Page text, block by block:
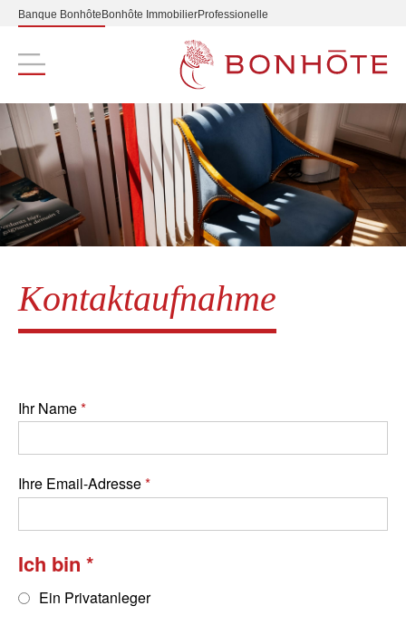
Banque Bonhôte Bonhôte ImmobilierProfessionelle
Navigation principale
Kontaktaufnahme
Ihr Name
Ihre Email-Adresse
Ich bin
Ein Privatanleger